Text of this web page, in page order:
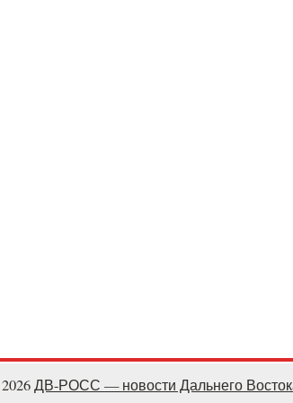
ДВ-РОСС — новости Дальнего